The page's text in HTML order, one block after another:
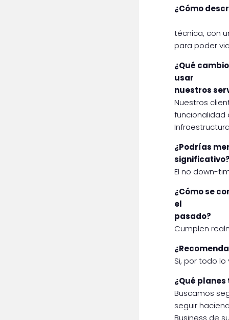
¿Cómo
técnica, con
para poder
¿Qué
usar
nuestros
Nuestros
funcionalidad
¿Podrías
significativo?
El no down-
¿Cómo se
el
pasado?
Cumplen
Si, por todo
¿Qué
Buscamos
seguir
Business de